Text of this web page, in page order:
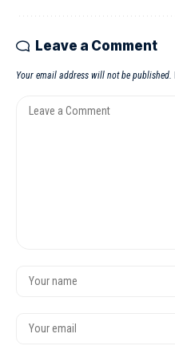
Leave a Comment
Your email address will not be published.